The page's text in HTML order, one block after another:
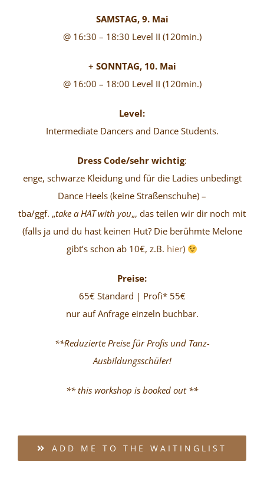
SAMSTAG, 9. Mai
@ 16:30 – 18:30 Level II (120min.)
+ SONNTAG, 10. Mai
@ 16:00 – 18:00 Level II (120min.)
Level:
Intermediate Dancers and Dance Students.
Dress Code/sehr wichtig:
enge, schwarze Kleidung und für die Ladies unbedingt
Dance Heels (keine Straßenschuhe) –
tba/ggf. „take a HAT with you„, das teilen wir dir noch mit
(falls ja und du hast keinen Hut? Die berühmte Melone
gibt’s schon ab 10€, z.B. hier)
Preise:
65€ Standard | Profi* 55€
nur auf Anfrage einzeln buchbar.
**Reduzierte Preise für Profis und Tanz-
Ausbildungsschüler!
** this workshop is booked out **
ADD ME TO THE WAITINGLIST